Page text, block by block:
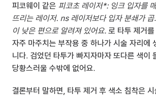
피코웨이 같은 피코초 레이저*: 잉크 입자를
뜨리는 레이저. ns 레이저보다 입자 분쇄가
이 낮은 편으로 알려져 있어요. 로 타투 제거
자주 마주치는 부작용 중 하나가 시술 자리에
니다. 검었던 타투가 빠지자마자 또다른 색이
당황스러울 수밖에 없어요.
결론부터 말하면, 타투 제거 후 색소 침착은